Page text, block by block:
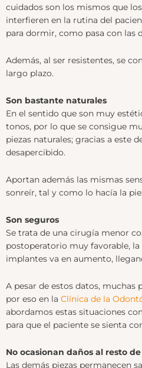
cuidados son los mismos que
interfieren en la rutina del
para dormir, como pasa con las
Además, al ser resistentes, se
largo plazo.
Son bastante naturales
En el sentido que son muy
tonos, por lo que se consigue
piezas naturales; gracias a este
desapercibido.
Aportan además las mismas
sonreír, tal y como lo hacía la
Son seguros
Se trata de una cirugía menor
postoperatorio muy favorable, la
implantes va en aumento,
A pesar de estos datos, muchas
por eso en la Clínica de la
abordamos estas situaciones
para que el paciente se sienta
No ocasionan daños al resto
Las demás piezas permanecen